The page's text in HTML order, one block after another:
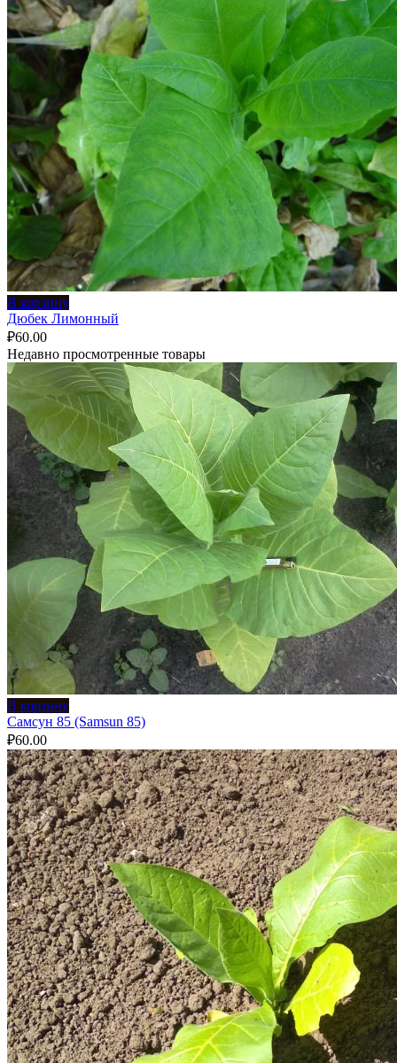
В корзину
Дюбек Лимонный
₽60.00
Недавно просмотренные товары
В корзину
Самсун 85 (Samsun 85)
₽60.00